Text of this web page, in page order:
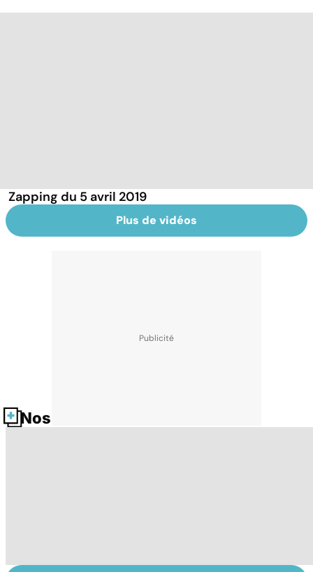
Zapping du 5 avril 2019
Plus de vidéos
Nos fiches santé